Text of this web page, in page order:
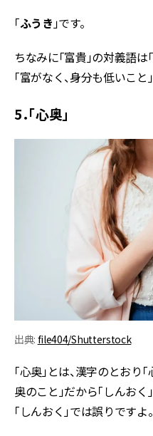
「ふうき」です。
ちなみに「富貴」の対義語は
「富がなく、身分も低いこと
5．「心奥」
出典: file404/Shutterstock
「心奥」とは、漢字のとおり
奥のこと」だから「しんお
「しんおく」では誤りですよ。